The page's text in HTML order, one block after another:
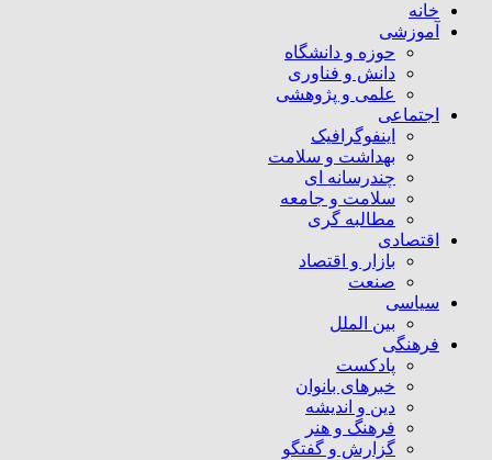
خانه
آموزشی
حوزه و دانشگاه
دانش و فناوری
علمی و پژوهشی
اجتماعی
اینفوگرافیک
بهداشت و سلامت
چندرسانه ای
سلامت و جامعه
مطالبه گری
اقتصادی
بازار و اقتصاد
صنعت
سیاسی
بین الملل
فرهنگی
پادکست
خبرهای بانوان
دین و اندیشه
فرهنگ و هنر
گزارش و گفتگو